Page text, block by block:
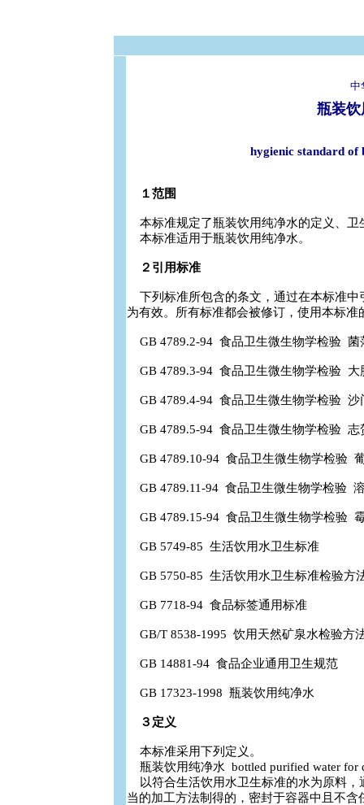
中
瓶装
hygienic standard of
１范围
本标准规定了瓶装饮用纯净水的定义、卫
本标准适用于瓶装饮用纯净水。
２引用标准
下列标准所包含的条文，通过在本标准中
为有效。所有标准都会被修订，使用本标
GB 4789.2-94 食品卫生微生物学检验 菌
GB 4789.3-94 食品卫生微生物学检验 大
GB 4789.4-94 食品卫生微生物学检验 沙
GB 4789.5-94 食品卫生微生物学检验 志
GB 4789.10-94 食品卫生微生物学检验
GB 4789.11-94 食品卫生微生物学检验
GB 4789.15-94 食品卫生微生物学检验
GB 5749-85 生活饮用水卫生标准
GB 5750-85 生活饮用水卫生标准检验方
GB 7718-94 食品标签通用标准
GB/T 8538-1995 饮用天然矿泉水检验方
GB 14881-94 食品企业通用卫生规范
GB 17323-1998 瓶装饮用纯净水
３定义
本标准采用下列定义。
瓶装饮用纯净水 bottled purified water for
以符合生活饮用水卫生标准的水为原料，
当的加工方法制得的，密封于容器中且不